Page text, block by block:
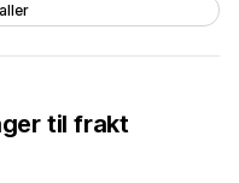
til frakt